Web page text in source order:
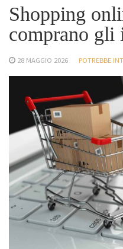
Shopping
comprano gli
28 MAGGIO 2026 POTREBBE